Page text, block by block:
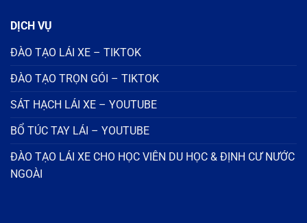
DỊCH VỤ
ĐÀO TẠO LÁI XE – TIKTOK
ĐÀO TẠO TRỌN GÓI – TIKTOK
SÁT HẠCH LÁI XE – YOUTUBE
BỔ TÚC TAY LÁI – YOUTUBE
ĐÀO TẠO LÁI XE CHO HỌC VIÊN DU HỌC & ĐỊNH CƯ NƯỚC
NGOÀI